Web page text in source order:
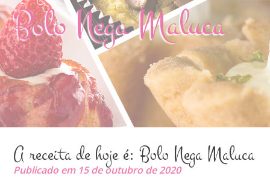
Bolo Nega Maluca
A receita de hoje é: Bolo Nega Maluca
Publicado em 15 de outubro de 2020